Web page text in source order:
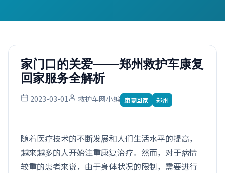
家门口的关爱——郑州救护车康复
回家服务全解析
2023-03-01 救护车网小编 康复回家 郑州
随着医疗技术的不断发展和人们生活水平的提高，
越来越多的人开始注重康复治疗。然而，对于病情
较重的患者来说，由于身体状况的限制，需要进行